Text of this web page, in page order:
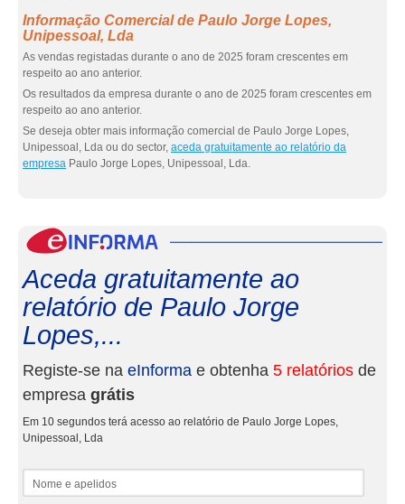
Informação Comercial de Paulo Jorge Lopes,
Unipessoal, Lda
As vendas registadas durante o ano de 2025 foram crescentes em
respeito ao ano anterior.
Os resultados da empresa durante o ano de 2025 foram crescentes em
respeito ao ano anterior.
Se deseja obter mais informação comercial de Paulo Jorge Lopes,
Unipessoal, Lda ou do sector, aceda gratuitamente ao relatório da
empresa Paulo Jorge Lopes, Unipessoal, Lda.
Aceda gratuitamente ao
relatório de Paulo Jorge
Lopes,...
Registe-se na eInforma e obtenha 5 relatórios de
empresa grátis
Em 10 segundos terá acesso ao relatório de Paulo Jorge Lopes,
Unipessoal, Lda